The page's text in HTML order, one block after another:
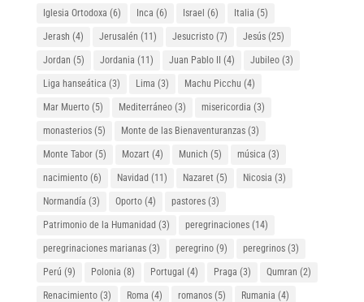
Iglesia Ortodoxa (6) Inca (6) Israel (6) Italia (5)
Jerash (4) Jerusalén (11) Jesucristo(7) Jesús(25)
Jordan (5) Jordania (11) Juan Pablo II (4) Jubileo(3)
Liga hanseática (3) Lima (3) Machu Picchu (4)
Mar Muerto(5) Mediterráneo(3) misericordia (3)
monasterios(5) Monte de las Bienaventuranzas(3)
Monte Tabor(5) Mozart (4) Munich (5) música (3)
nacimiento(6) Navidad (11) Nazaret (5) Nicosia (3)
Normandía (3) Oporto(4) pastores(3)
Patrimonio de la Humanidad (3) peregrinaciones(14)
peregrinaciones marianas(3) peregrino(9) peregrinos(3)
Perú (9) Polonia (8) Portugal (4) Praga (3) Qumran (2)
Renacimiento(3) Roma (4) romanos(5) Rumania (4)